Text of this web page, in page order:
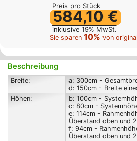
Preis pro Stück
584,10 €
inklusive 19% MwSt.
Sie sparen 10% von
Beschreibung
Breite:
a: 300cm -
d: 150cm - Breite
Höhen:
b: 100cm -
c: 80cm -
e: 114cm -
Überstand oben und
f: 94cm -
Überstand oben und